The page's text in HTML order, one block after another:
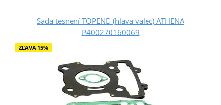
Sada tesnení TOPEND (hlava valec) ATHENA
P400270160069
ZĽAVA 15%